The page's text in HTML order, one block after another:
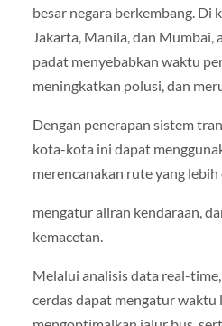
besar negara berkembang. Di
Jakarta, Manila, dan Mumbai,
padat menyebabkan waktu
meningkatkan polusi, dan
Dengan penerapan sistem
kota-kota ini dapat
merencanakan rute yang lebih
mengatur aliran kendaraan,
kemacetan.
Melalui analisis data real-
cerdas dapat mengatur waktu